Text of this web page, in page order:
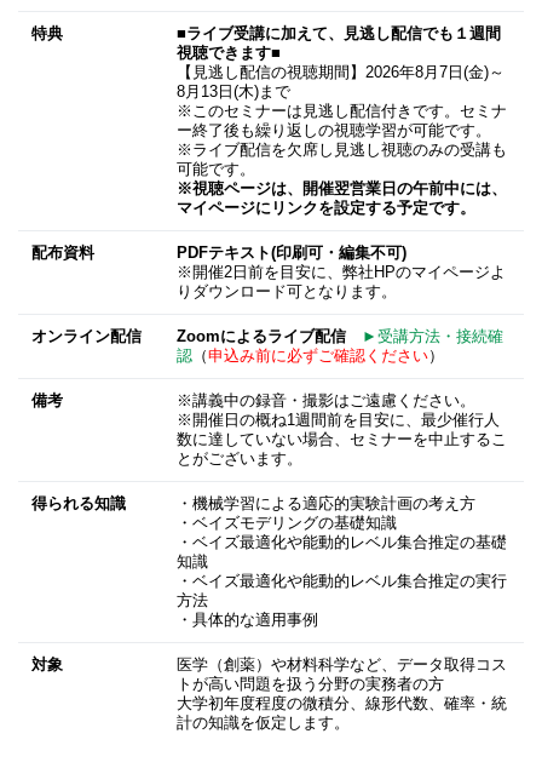
特典
■ライブ受講に加えて、見逃し配信でも１週間
視聴できます■
【見逃し配信の視聴期間】2026年8月7日(金)～
8月13日(木)まで
※このセミナーは見逃し配信付きです。セミナ
ー終了後も繰り返しの視聴学習が可能です。
※ライブ配信を欠席し見逃し視聴のみの受講も
可能です。
※視聴ページは、開催翌営業日の午前中には、
マイページにリンクを設定する予定です。
配布資料
PDFテキスト(印刷可・編集不可)
※開催2日前を目安に、弊社HPのマイページよ
りダウンロード可となります。
オンライン配信 Zoomによるライブ配信
►受講方法・接続確
認（申込み前に必ずご確認ください）
備考
※講義中の録音・撮影はご遠慮ください。
※開催日の概ね1週間前を目安に、最少催行人
数に達していない場合、セミナーを中止するこ
とがございます。
得られる知識
・機械学習による適応的実験計画の考え方
・ベイズモデリングの基礎知識
・ベイズ最適化や能動的レベル集合推定の基礎
知識
・ベイズ最適化や能動的レベル集合推定の実行
方法
・具体的な適用事例
対象
医学（創薬）や材料科学など、データ取得コス
トが高い問題を扱う分野の実務者の方
大学初年度程度の微積分、線形代数、確率・統
計の知識を仮定します。